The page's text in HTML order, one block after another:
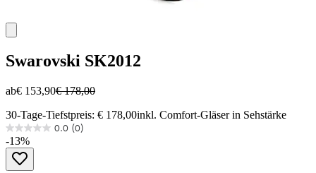
Swarovski SK2012
ab€ 153,90€ 178,00
30-Tage-Tiefstpreis: € 178,00inkl. Comfort-Gläser in Sehstärke
0.0 (0)
0.0
von
-13%